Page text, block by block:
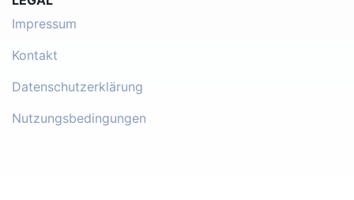
Impressum
Kontakt
Datenschutzerklärung
Nutzungsbedingungen